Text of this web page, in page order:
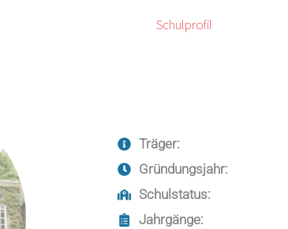
Schulprofil
Träger:
Gründungsjahr:
Schulstatus:
Jahrgänge: